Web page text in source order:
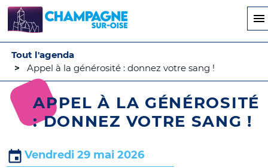
Tout l'agenda
Appel à la générosité : donnez votre sang !
APPEL À LA GÉNÉROSITÉ
: DONNEZ VOTRE SANG !
Vendredi 29 mai 2026